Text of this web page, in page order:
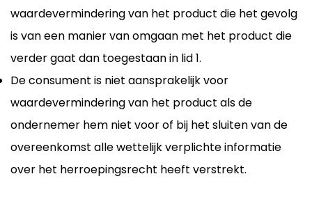
waardevermindering van het product die het gevolg
is van een manier van omgaan met het product die
verder gaat dan toegestaan in lid 1.
De consument is niet aansprakelijk voor
waardevermindering van het product als de
ondernemer hem niet voor of bij het sluiten van de
overeenkomst alle wettelijk verplichte informatie
over het herroepingsrecht heeft verstrekt.